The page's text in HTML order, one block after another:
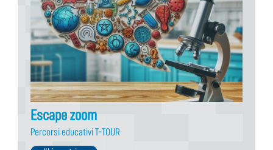
Escape zoom
Percorsi educativi T-TOUR